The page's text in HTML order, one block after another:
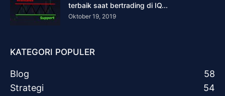
terbaik saat bertrading di IQ...
Oktober 19, 2019
KATEGORI POPULER
Blog
58
Strategi
54